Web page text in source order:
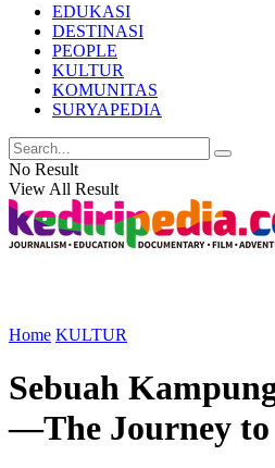
EDUKASI
DESTINASI
PEOPLE
KULTUR
KOMUNITAS
SURYAPEDIA
No Result
View All Result
Home KULTUR
Sebuah
—The Journey